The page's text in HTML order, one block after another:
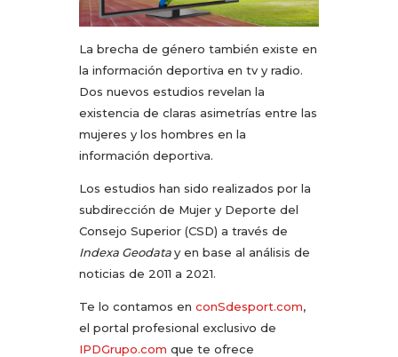
La brecha de género también existe en
la información deportiva en tv y radio.
Dos nuevos estudios revelan la
existencia de claras asimetrías entre las
mujeres y los hombres en la
información deportiva.
Los estudios han sido realizados por la
subdirección de Mujer y Deporte del
Consejo Superior (CSD) a través de
Indexa Geodatay en base al análisis de
noticias de 2011 a 2021.
Te lo contamos en conSdesport.com,
el portal profesional exclusivo de
IPDGrupo.com que te ofrece